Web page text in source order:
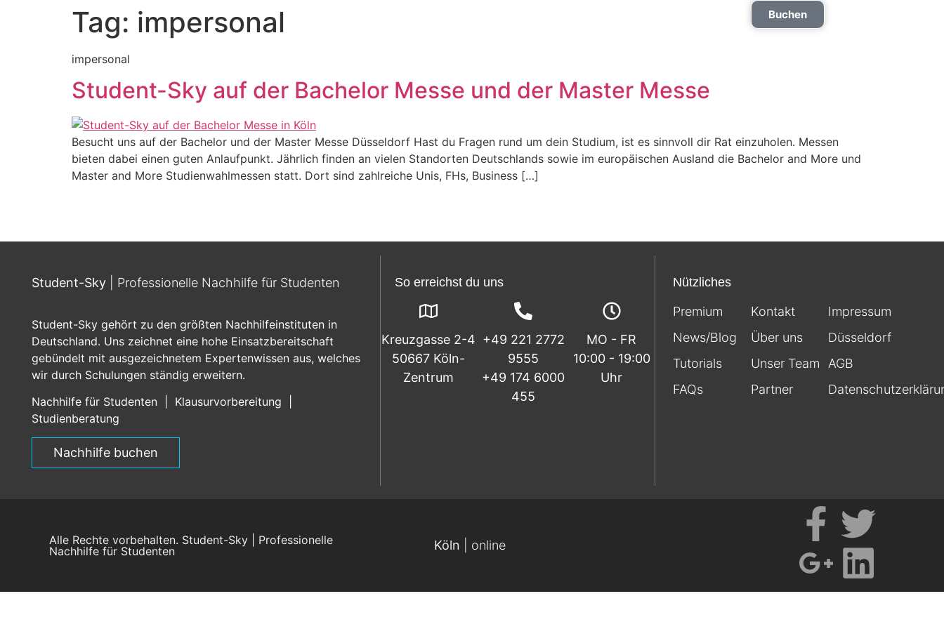
Nachhilfe Buchen
Tag: impersonal
impersonal
Student-Sky auf der Bachelor Messe und der Master Messe
Besucht uns auf der Bachelor und der Master Messe Düsseldorf Hast du Fragen rund um dein Studium, ist es sinnvoll dir Rat einzuholen. Messen
bieten dabei einen guten Anlaufpunkt. Jährlich finden an vielen Standorten Deutschlands sowie im europäischen Ausland die Bachelor and More und
Master and More Studienwahlmessen statt. Dort sind zahlreiche Unis, FHs, Business […]
Student-Sky | Professionelle Nachhilfe für Studenten
Student-Sky gehört zu den größten Nachhilfeinstituten in
Deutschland. Uns zeichnet eine hohe Einsatzbereitschaft
gebündelt mit ausgezeichnetem Expertenwissen aus, welches
wir durch Schulungen ständig erweitern.
Nachhilfe für Studenten
Klausurvorbereitung
Studienberatung
Nachhilfe buchen
So erreichst du uns
Kreuzgasse 2-4
50667 Köln-
Zentrum
+49 221 2772
9555
+49 174 6000
455
MO - FR
10:00 - 19:00
Uhr
Nützliches
Premium
News/Blog
Tutorials
FAQs
Kontakt
Über uns
Unser Team
Partner
Impressum
Düsseldorf
AGB
Alle Rechte vorbehalten. Student-Sky | Professionelle
Nachhilfe für Studenten
Köln | online